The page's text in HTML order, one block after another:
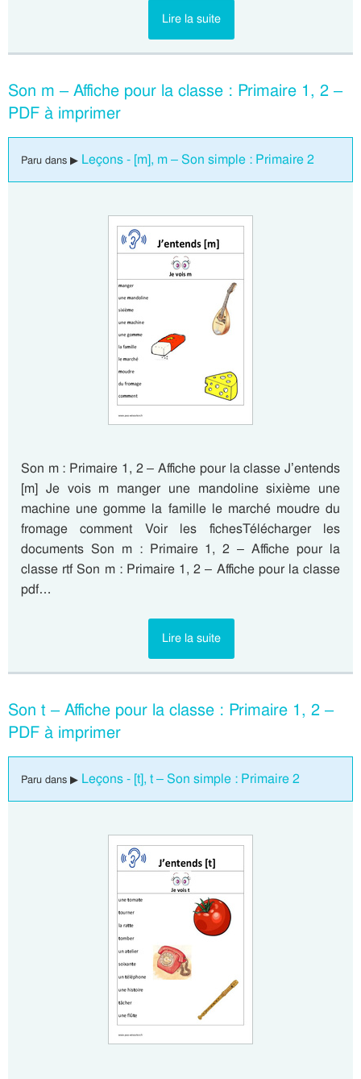
Lire la suite
Son m – Affiche pour la classe : Primaire 1, 2 –
PDF à imprimer
Paru dans ▶ Leçons - [m], m – Son simple : Primaire 2
Son m : Primaire 1, 2 – Affiche pour la classe J’entends
[m] Je vois m manger une mandoline sixième une
machine une gomme la famille le marché moudre du
fromage comment Voir les fichesTélécharger les
documents Son m : Primaire 1, 2 – Affiche pour la
classe rtf Son m : Primaire 1, 2 – Affiche pour la classe
pdf…
Lire la suite
Son t – Affiche pour la classe : Primaire 1, 2 –
PDF à imprimer
Paru dans ▶ Leçons - [t], t – Son simple : Primaire 2